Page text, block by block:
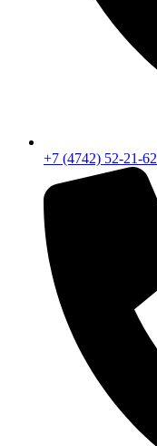
+7 (4742) 52-21-62